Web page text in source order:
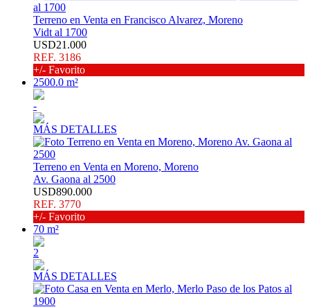
Terreno en Venta en Francisco Alvarez, Moreno
Vidt al 1700
USD21.000
REF. 3186
+/- Favorito
2500.0 m²
-
MÁS DETALLES
Terreno en Venta en Moreno, Moreno
Av. Gaona al 2500
USD890.000
REF. 3770
+/- Favorito
70 m²
2
MÁS DETALLES